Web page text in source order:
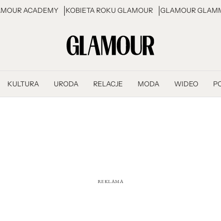
ACADEMY KOBIETA ROKU GLAMOUR GLAMOUR
KULTURA URODA RELACJE MODA WIDEO